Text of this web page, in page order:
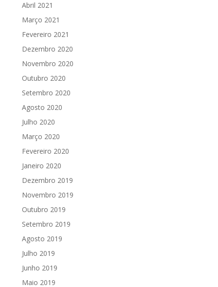
Abril 2021
Março 2021
Fevereiro 2021
Dezembro 2020
Novembro 2020
Outubro 2020
Setembro 2020
Agosto 2020
Julho 2020
Março 2020
Fevereiro 2020
Janeiro 2020
Dezembro 2019
Novembro 2019
Outubro 2019
Setembro 2019
Agosto 2019
Julho 2019
Junho 2019
Maio 2019